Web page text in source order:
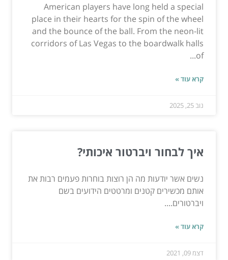
American players have long held a special
place in their hearts for the spin of the wheel
and the bounce of the ball. From the neon-lit
corridors of Las Vegas to the boardwalk halls
of...
קרא עוד »
נוב 25, 2025
איך לבחור ויברטור איכותי?
נשים אשר יודעות מה הן רוצות בוחרות פעמים רבות את
אותם מכשירים קטנים ומרטטים הידועים בשם
ויברטורים....
קרא עוד »
דצמ 09, 2021